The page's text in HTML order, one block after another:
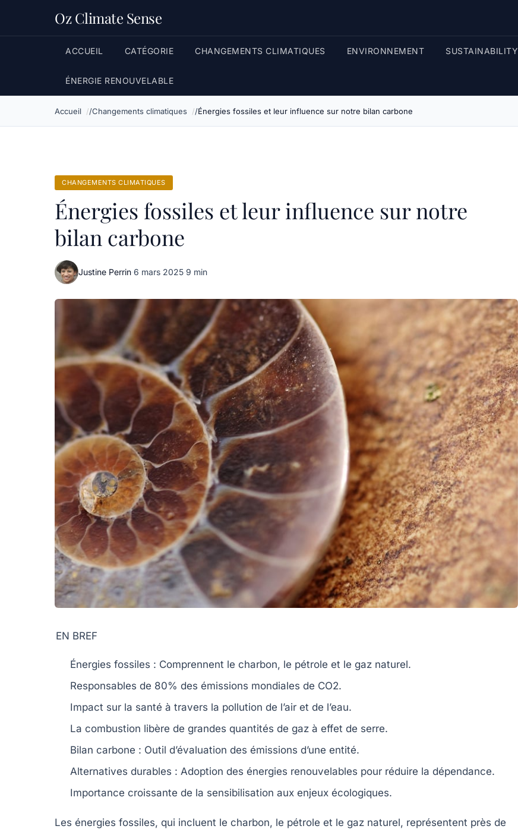
Oz Climate Sense
ACCUEIL CATÉGORIE CHANGEMENTS CLIMATIQUES ENVIRONNEMENT SUSTAINABILITY
ÉNERGIE RENOUVELABLE
Accueil Changements climatiques Énergies fossiles et leur influence sur notre bilan carbone
CHANGEMENTS CLIMATIQUES
Énergies fossiles et leur influence sur notre
bilan carbone
Justine Perrin·6 mars 2025·9 min
EN BREF
Énergies fossiles : Comprennent le charbon, le pétrole et le gaz naturel.
Responsables de 80% des émissions mondiales de CO2.
Impact sur la santé à travers la pollution de l’air et de l’eau.
La combustion libère de grandes quantités de gaz à effet de serre.
Bilan carbone : Outil d’évaluation des émissions d’une entité.
Alternatives durables : Adoption des énergies renouvelables pour réduire la dépendance.
Importance croissante de la sensibilisation aux enjeux écologiques.
Les énergies fossiles, qui incluent le charbon, le pétrole et le gaz naturel, représentent près de